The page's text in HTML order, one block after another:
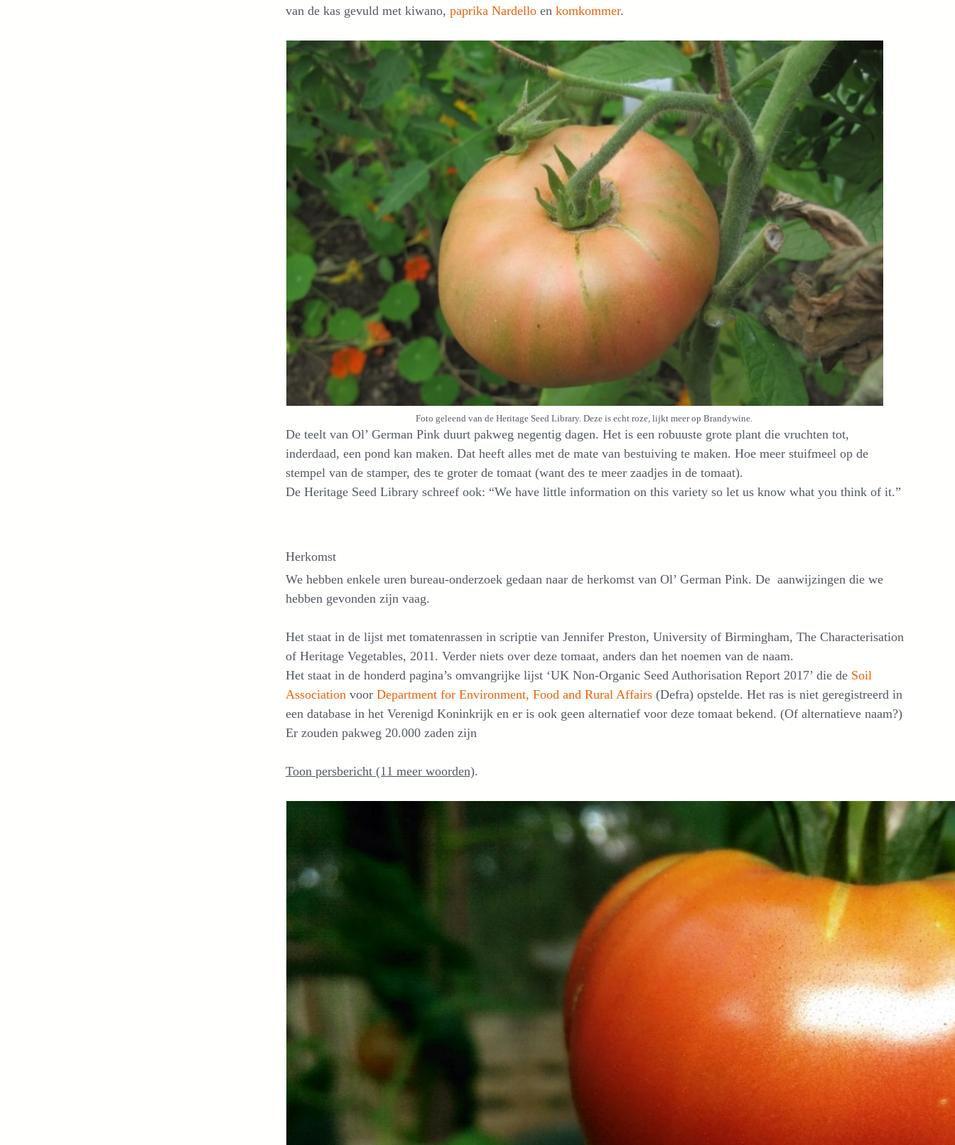
van de kas gevuld met kiwano, paprika Nardello en komkommer.
Foto geleend van de Heritage Seed Library. Deze is echt roze, lijkt meer op Brandywine.
De teelt van Ol’ German Pink duurt pakweg negentig dagen. Het is een robuuste grote plant die vruchten tot,
inderdaad, een pond kan maken. Dat heeft alles met de mate van bestuiving te maken. Hoe meer stuifmeel op de
stempel van de stamper, des te groter de tomaat (want des te meer zaadjes in de tomaat).
De Heritage Seed Library schreef ook: “We have little information on this variety so let us know what you think of it.”
Herkomst
We hebben enkele uren bureau-onderzoek gedaan naar de herkomst van Ol’ German Pink. De aanwijzingen die we
hebben gevonden zijn vaag.
Het staat in de lijst met tomatenrassen in scriptie van Jennifer Preston, University of Birmingham, The Characterisation
of Heritage Vegetables, 2011. Verder niets over deze tomaat, anders dan het noemen van de naam.
Het staat in de honderd pagina’s omvangrijke lijst ‘UK Non-Organic Seed Authorisation Report 2017’ die de Soil
Association voor Department for Environment, Food and Rural Affairs (Defra) opstelde. Het ras is niet geregistreerd in
een database in het Verenigd Koninkrijk en er is ook geen alternatief voor deze tomaat bekend. (Of alternatieve naam?)
Er zouden pakweg 20.000 zaden zijn
Toon persbericht (11 meer woorden).